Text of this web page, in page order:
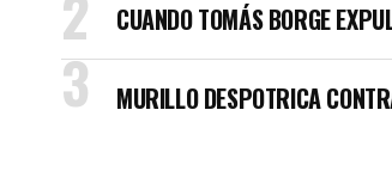
CUANDO TOMÁS BORGE
MURILLO DESPOTRICA